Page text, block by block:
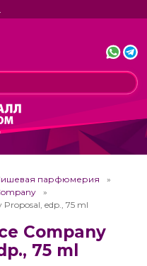
парфюмерия
edp., 75 ml
Company
75 ml